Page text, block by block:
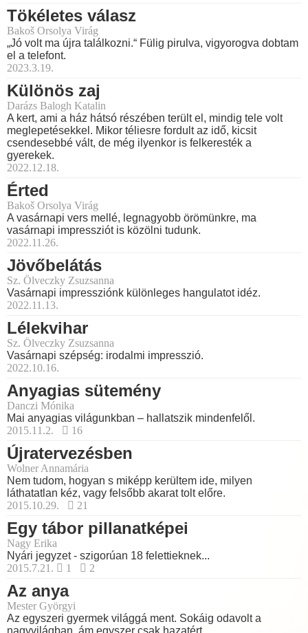
Tökéletes válasz
Bakoš Orsolya Virág
„Jó volt ma újra találkozni.“ Fülig pirulva, vigyorogva dobtam
el a telefont.
2023.3.19.
Különös zaj
Darázs Balogh Katalin
A kert, ami a ház hátsó részében terült el, mindig tele volt
meglepetésekkel. Mikor téliesre fordult az idő, kicsit
csendesebbé vált, de még ilyenkor is felkeresték a
gyerekek.
2022.12.18.
Érted
Bakoš Orsolya Virág
A vasárnapi vers mellé, legnagyobb örömünkre, ma
vasárnapi impressziót is közölni tudunk.
2022.11.26.
Jövőbelátás
Sz. Ölveczky Zsuzsanna
Vasárnapi impressziónk különleges hangulatot idéz.
2022.11.13.
Lélekvihar
Sz. Ölveczky Zsuzsanna
Vasárnapi szépség: irodalmi impresszió.
2022.10.16.
Anyagias sütemény
Danczi Mónika
Mai anyagias világunkban – hallatszik mindenfelől.
2015.11.2.
16
Újratervezésben
Wolner Annamária
Nem tudom, hogyan s miképp kerültem ide, milyen
láthatatlan kéz, vagy felsőbb akarat tolt előre.
2015.10.29.
21
Egy tábor pillanatképei
Nagy Erika
Nyári jegyzet - szigorúan 18 felettieknek...
2015.7.21.
1 2
Az anya
Mester Györgyi
Az egyszeri gyermek világgá ment. Sokáig odavolt a